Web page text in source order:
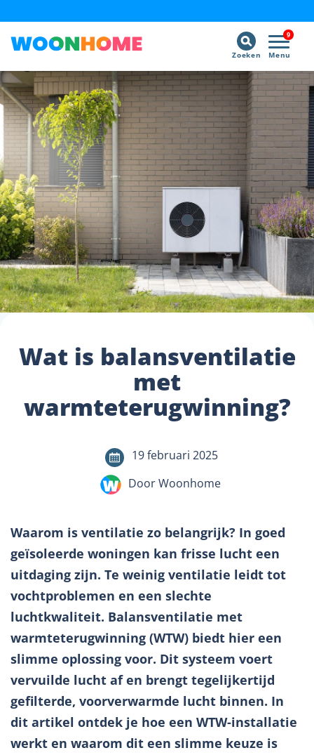
9
Menu
Zoeken
Wat is balansventilatie
met
warmteterugwinning?
19 februari 2025
Door Woonhome
Waarom is ventilatie zo belangrijk? In goed
geïsoleerde woningen kan frisse lucht een
uitdaging zijn. Te weinig ventilatie leidt tot
vochtproblemen en een slechte
luchtkwaliteit. Balansventilatie met
warmteterugwinning (WTW) biedt hier een
slimme oplossing voor. Dit systeem voert
vervuilde lucht af en brengt tegelijkertijd
gefilterde, voorverwarmde lucht binnen. In
dit artikel ontdek je hoe een WTW-installatie
werkt en waarom dit een slimme keuze is